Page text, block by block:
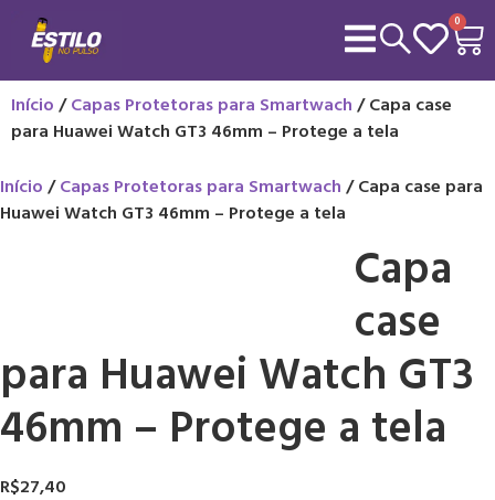
0
Início /Capas Protetoras para Smartwach / Capa case
para Huawei Watch GT3 46mm – Protege a tela
Início /Capas Protetoras para Smartwach / Capa case para
Huawei Watch GT3 46mm – Protege a tela
Capa
case
para Huawei Watch GT3
46mm – Protege a tela
R$27,40